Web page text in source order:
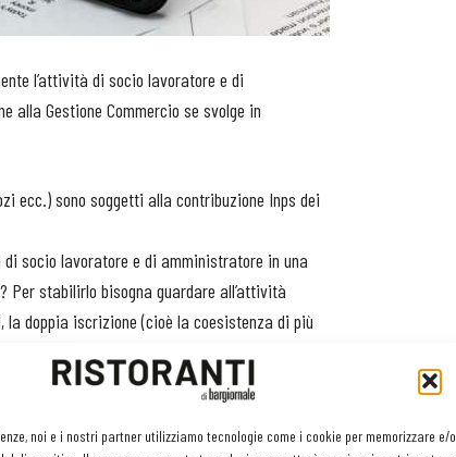
noi e i nostri partner utilizziamo tecnologie come i cookie per memorizzare e/o
l’attività di socio lavoratore e di
Gestione Commercio se svolge in
ecc.) sono soggetti alla contribuzione Inps dei
di socio lavoratore e di amministratore in una
Per stabilirlo bisogna guardare all’attività
doppia iscrizione (cioè la coesistenza di più
(sentenza 3240 del 12 febbraio) ha ribadito
Gestione Separata (amministratori).
obbligatoria, deve quindi iscriversi